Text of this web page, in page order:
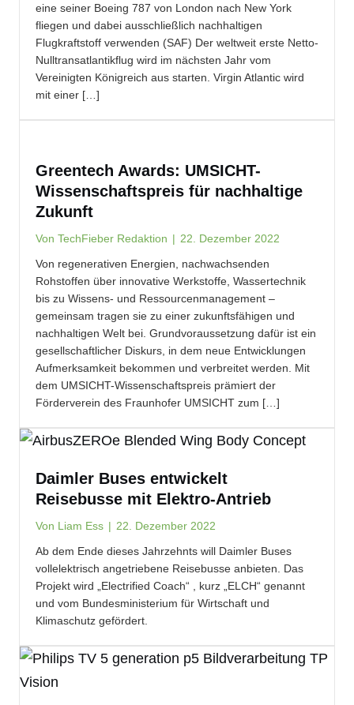
eine seiner Boeing 787 von London nach New York
fliegen und dabei ausschließlich nachhaltigen
Flugkraftstoff verwenden (SAF) Der weltweit erste Netto-
Nulltransatlantikflug wird im nächsten Jahr vom
Vereinigten Königreich aus starten. Virgin Atlantic wird
mit einer […]
Greentech Awards: UMSICHT-
Wissenschaftspreis für nachhaltige
Zukunft
Von TechFieber Redaktion | 22. Dezember 2022
Von regenerativen Energien, nachwachsenden
Rohstoffen über innovative Werkstoffe, Wassertechnik
bis zu Wissens- und Ressourcenmanagement –
gemeinsam tragen sie zu einer zukunftsfähigen und
nachhaltigen Welt bei. Grundvoraussetzung dafür ist ein
gesellschaftlicher Diskurs, in dem neue Entwicklungen
Aufmerksamkeit bekommen und verbreitet werden. Mit
dem UMSICHT-Wissenschaftspreis prämiert der
Förderverein des Fraunhofer UMSICHT zum […]
Daimler Buses entwickelt
Reisebusse mit Elektro-Antrieb
Von Liam Ess | 22. Dezember 2022
Ab dem Ende dieses Jahrzehnts will Daimler Buses
vollelektrisch angetriebene Reisebusse anbieten. Das
Projekt wird „Electrified Coach“ , kurz „ELCH“ genannt
und vom Bundesministerium für Wirtschaft und
Klimaschutz gefördert.